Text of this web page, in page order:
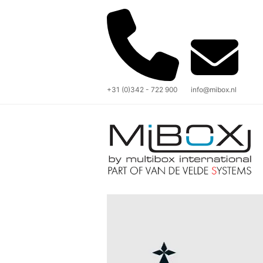
+31 (0)342 - 722 900 info@mibox.nl